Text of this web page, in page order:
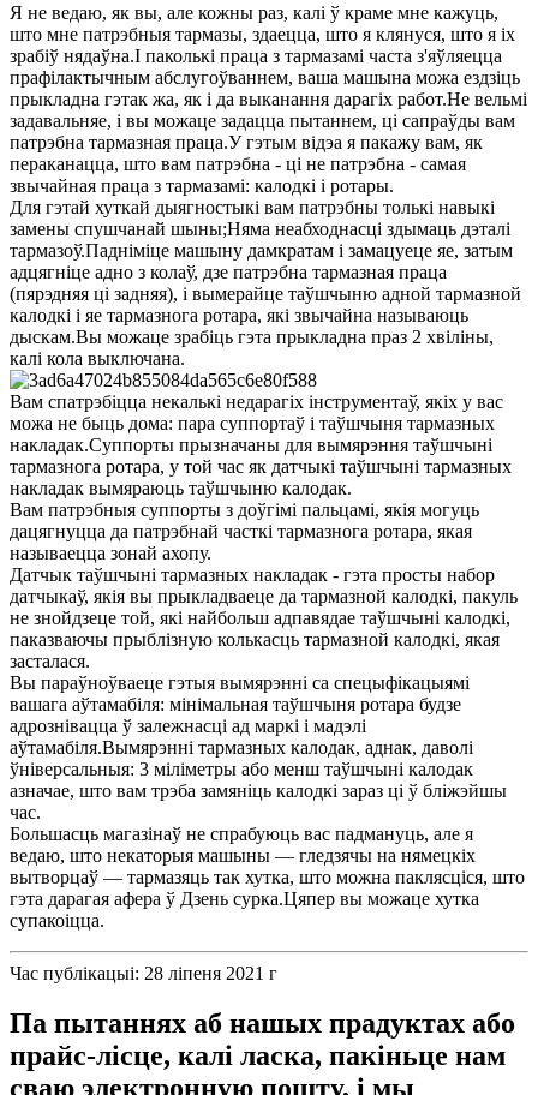
Я не ведаю, як вы, але кожны раз, калі ў краме мне кажуць,
што мне патрэбныя тармазы, здаецца, што я клянуся, што я іх
зрабіў нядаўна.І паколькі праца з тармазамі часта з'яўляецца
прафілактычным абслугоўваннем, ваша машына можа ездзіць
прыкладна гэтак жа, як і да выканання дарагіх работ.Не вельмі
задавальняе, і вы можаце задацца пытаннем, ці сапраўды вам
патрэбна тармазная праца.У гэтым відэа я пакажу вам, як
пераканацца, што вам патрэбна - ці не патрэбна - самая
звычайная праца з тармазамі: калодкі і ротары.
Для гэтай хуткай дыягностыкі вам патрэбны толькі навыкі
замены спушчанай шыны;Няма неабходнасці здымаць дэталі
тармазоў.Падніміце машыну дамкратам і замацуеце яе, затым
адцягніце адно з колаў, дзе патрэбна тармазная праца
(пярэдняя ці задняя), і вымерайце таўшчыню адной тармазной
калодкі і яе тармазнога ротара, які звычайна называюць
дыскам.Вы можаце зрабіць гэта прыкладна праз 2 хвіліны,
калі кола выключана.
Вам спатрэбіцца некалькі недарагіх інструментаў, якіх у вас
можа не быць дома: пара суппортаў і таўшчыня тармазных
накладак.Суппорты прызначаны для вымярэння таўшчыні
тармазнога ротара, у той час як датчыкі таўшчыні тармазных
накладак вымяраюць таўшчыню калодак.
Вам патрэбныя суппорты з доўгімі пальцамі, якія могуць
дацягнуцца да патрэбнай часткі тармазнога ротара, якая
называецца зонай ахопу.
Датчык таўшчыні тармазных накладак - гэта просты набор
датчыкаў, якія вы прыкладваеце да тармазной калодкі, пакуль
не знойдзеце той, які найбольш адпавядае таўшчыні калодкі,
паказваючы прыблізную колькасць тармазной калодкі, якая
засталася.
Вы параўноўваеце гэтыя вымярэнні са спецыфікацыямі
вашага аўтамабіля: мінімальная таўшчыня ротара будзе
адрознівацца ў залежнасці ад маркі і мадэлі
аўтамабіля.Вымярэнні тармазных калодак, аднак, даволі
ўніверсальныя: 3 міліметры або менш таўшчыні калодак
азначае, што вам трэба замяніць калодкі зараз ці ў бліжэйшы
час.
Большасць магазінаў не спрабуюць вас падмануць, але я
ведаю, што некаторыя машыны — гледзячы на ​​нямецкіх
вытворцаў — тармазяць так хутка, што можна паклясціся, што
гэта дарагая афера ў Дзень сурка.Цяпер вы можаце хутка
супакоіцца.
Час публікацыі: 28 ліпеня 2021 г
Па пытаннях аб нашых прадуктах або
прайс-лісце, калі ласка, пакіньце нам
сваю электронную пошту, і мы